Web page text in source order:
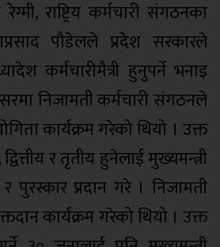
राष्ट्रिय कर्मचारी संगठनका
पौडेलले प्रदेश सरकारले
कर्मचारीमैत्री हुनुपर्ने भनाइ
निजामती कर्मचारी संगठनले
कार्यक्रम गरेको थियो । उक्त
र तृतीय हुनेलाई मुख्यमन्त्री
पुरस्कार प्रदान गरे । निजामती
कार्यक्रम गरेको थियो । उक्त